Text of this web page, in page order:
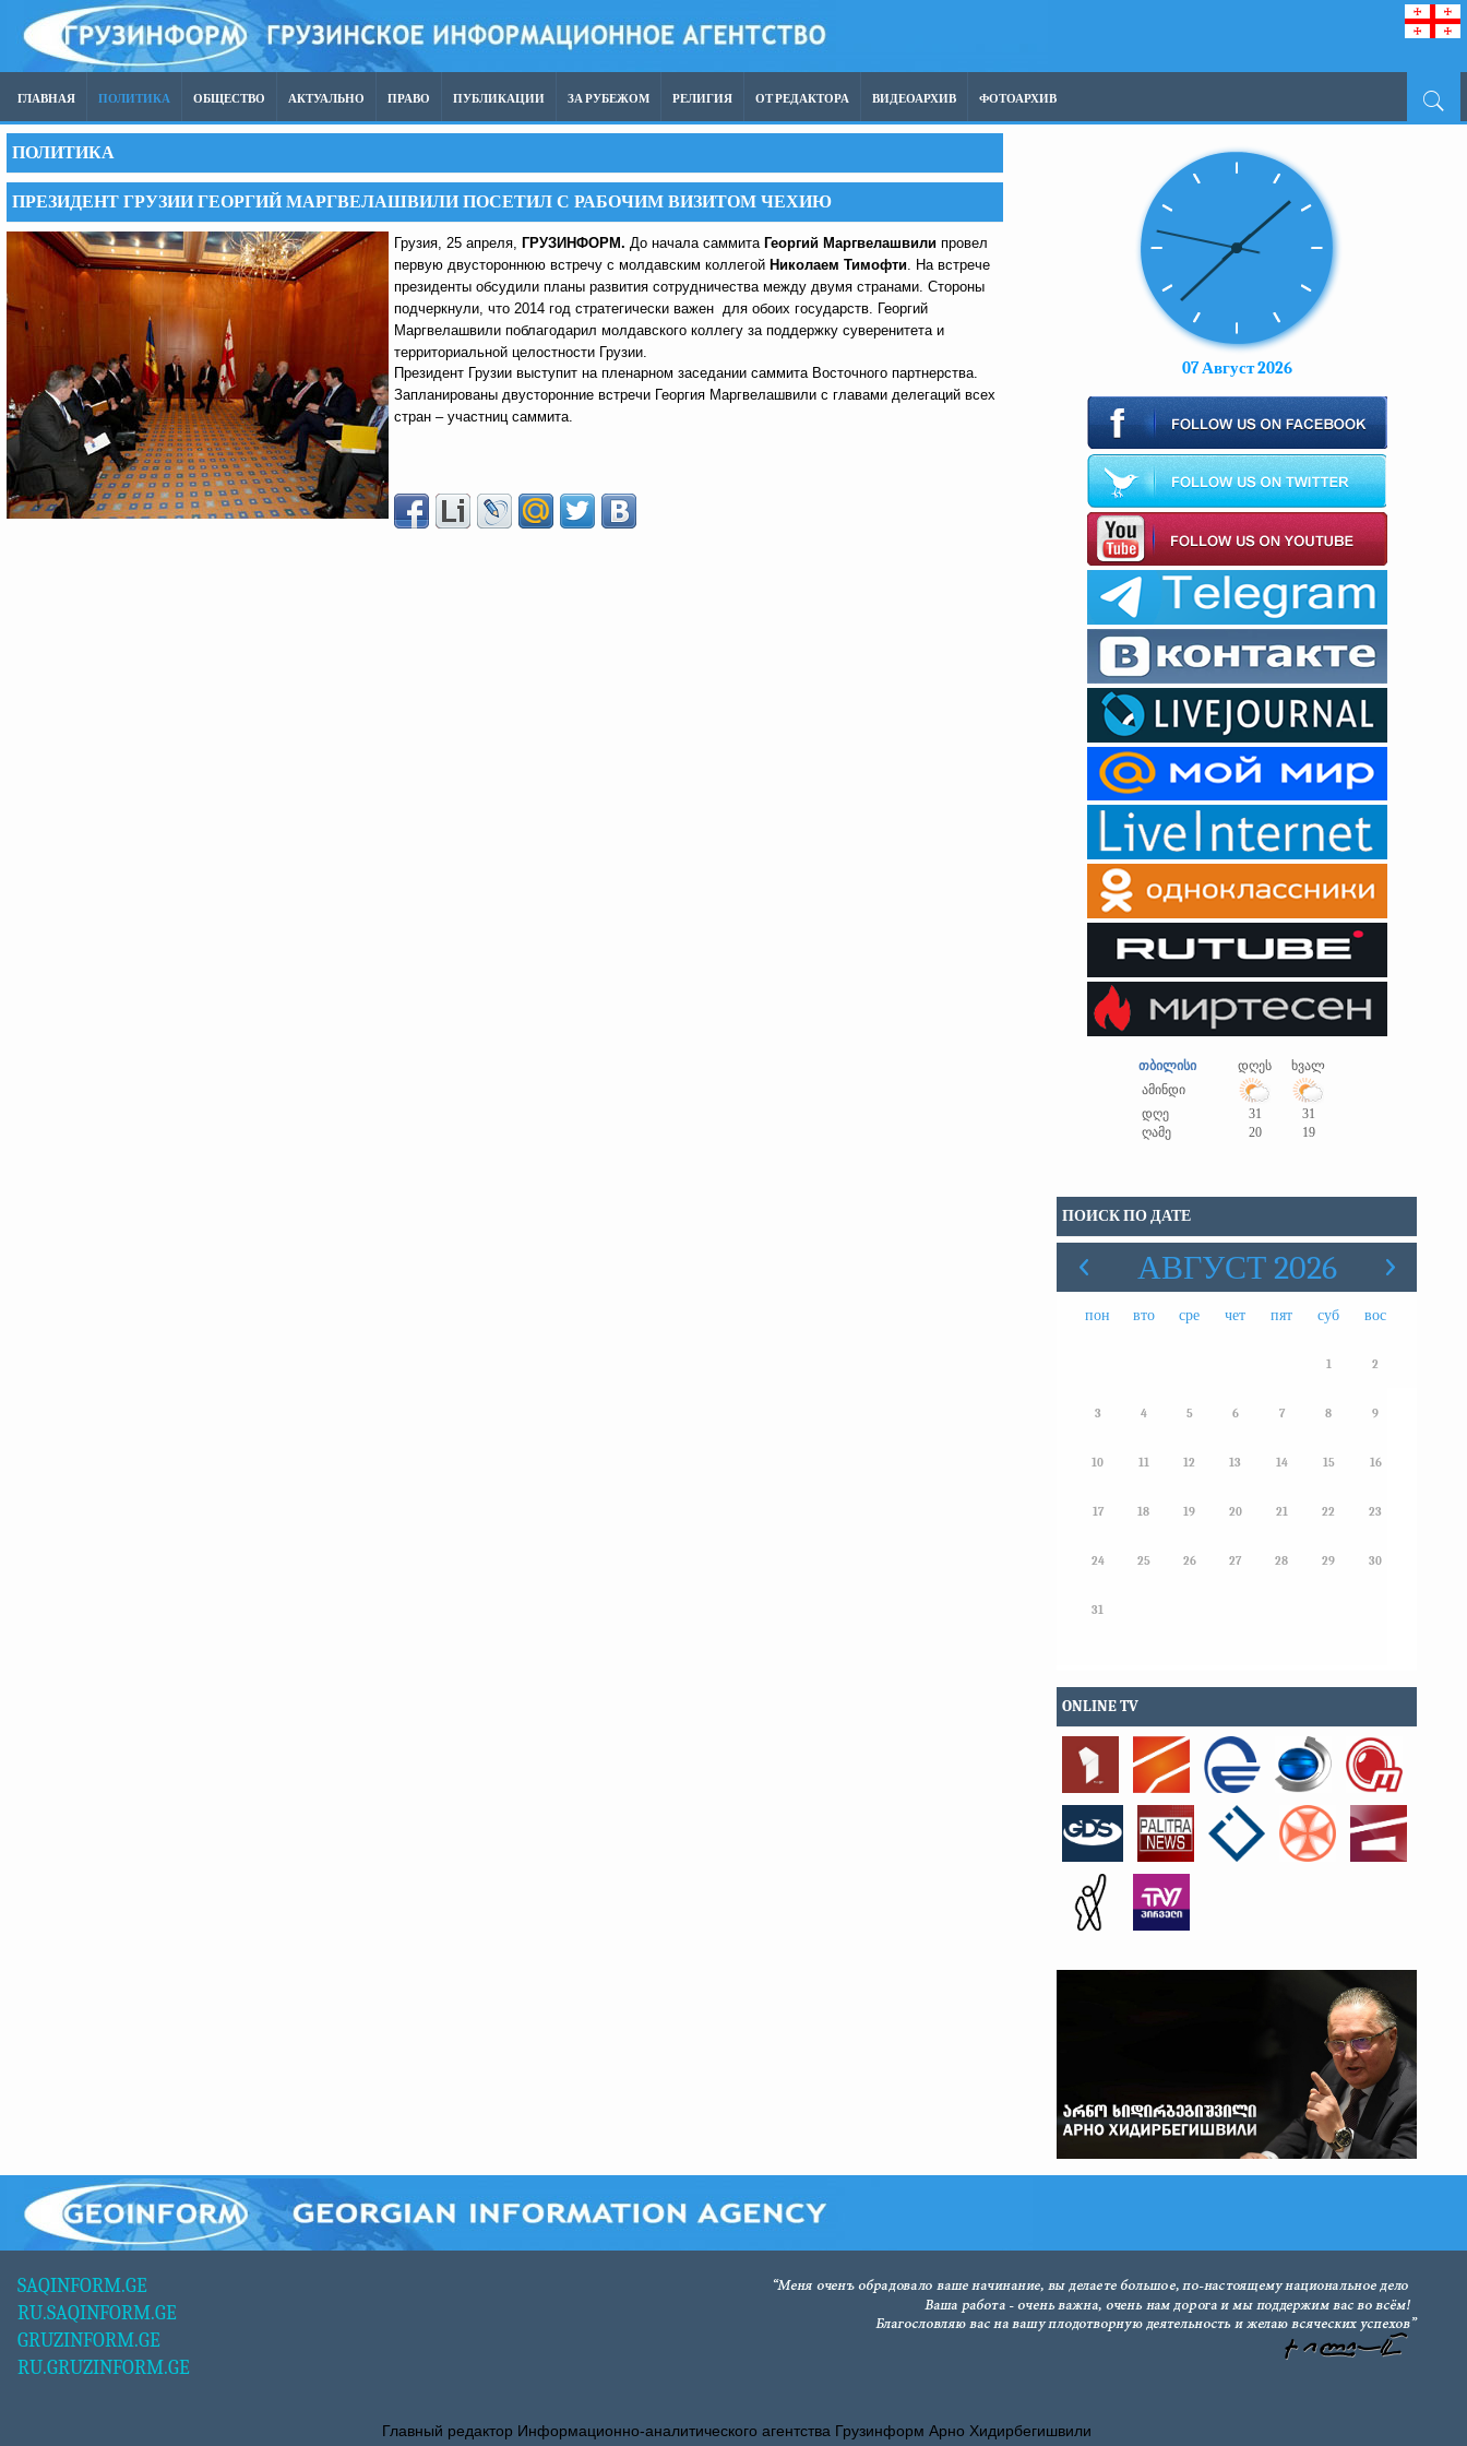
ГЛАВНАЯ ПОЛИТИКА ОБЩЕСТВО АКТУАЛЬНО ПРАВО ПУБЛИКАЦИИ ЗА РУБЕЖОМ РЕЛИГИЯ ОТ РЕДАКТОРА ВИДЕОАРХИВ ФОТОАРХИВ
ПОЛИТИКА
ПРЕЗИДЕНТ ГРУЗИИ ГЕОРГИЙ МАРГВЕЛАШВИЛИ ПОСЕТИЛ С РАБОЧИМ ВИЗИТОМ ЧЕХИЮ
Грузия, 25 апреля, ГРУЗИНФОРМ. До начала саммита Георгий Маргвелашвили провел
первую двустороннюю встречу с молдавским коллегой Николаем Тимофти. На встрече
президенты обсудили планы развития сотрудничества между двумя странами. Стороны
подчеркнули, что 2014 год стратегически важен для обоих государств. Георгий
Маргвелашвили поблагодарил молдавского коллегу за поддержку суверенитета и
территориальной целостности Грузии.
Президент Грузии выступит на пленарном заседании саммита Восточного партнерства.
Запланированы двусторонние встречи Георгия Маргвелашвили с главами делегаций всех
стран – участниц саммита.
07 Август 2026
თბილისი დღეს
ხვალ
ამინდი
დღე
31
31
ღამე
20 19
ПОИСК ПО ДАТЕ
АВГУСТ 2026
пон вто сре чет пят суб вос
1 2
3 4 5 6 7 8 9
10 11 12 13 14 15 16
17 18 19 20 21 22 23
24 25 26 27 28 29 30
31
ONLINE TV
SAQINFORM.GE
RU.SAQINFORM.GE
GRUZINFORM.GE
RU.GRUZINFORM.GE
Главный редактор Информационно-аналитического агентства Грузинформ Арно Хидирбегишвили